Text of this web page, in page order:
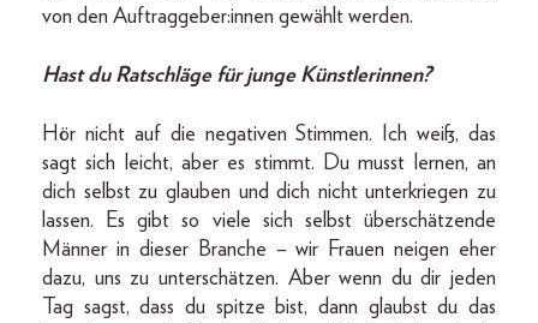
von den Auftraggeber:innen gewählt werden.
Hast du Ratschläge für junge Künstlerinnen?
Hör nicht auf die negativen Stimmen. Ich weiß, das
sagt sich leicht, aber es stimmt. Du musst lernen, an
dich selbst zu glauben und dich nicht unterkriegen zu
lassen. Es gibt so viele sich selbst überschätzende
Männer in dieser Branche – wir Frauen neigen eher
dazu, uns zu unterschätzen. Aber wenn du dir jeden
Tag sagst, dass du spitze bist, dann glaubst du das